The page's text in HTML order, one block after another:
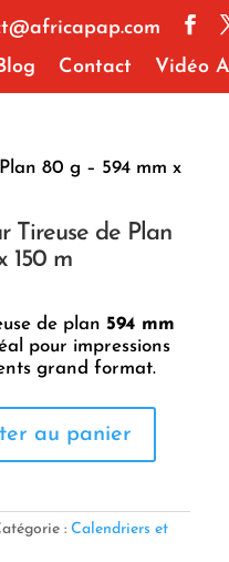
Contact Vidéo
80 g – 594 mm x
Tireuse de Plan
150 m
de plan 594 mm
pour impressions
grand format.
au panier
: Calendriers et